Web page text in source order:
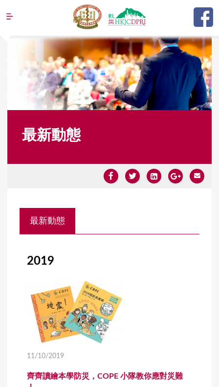
Jump to navigation
最新動態
Y
最新動態
2019
11/10/2019
齊齊讀繪本學防災，COPE 小隊教你應對災難